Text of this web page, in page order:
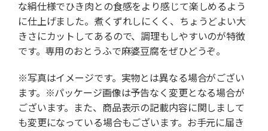
な絹仕様でひき肉との食感をより感じて楽しめるよう
に仕上げました。煮くずれしにくく、ちょうどよい大
きさにカットしてあるので、調理もしやすいのが特徴
です。専用のおとうふで麻婆豆腐をぜひどうぞ。
※写真はイメージです。実物とは異なる場合がござい
ます。※パッケージ画像は予告なく変更となる場合が
ございます。また、商品表示の記載内容に関しまして
も変更になっている場合もございます。お手元に届き